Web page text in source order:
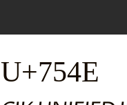
U+754E